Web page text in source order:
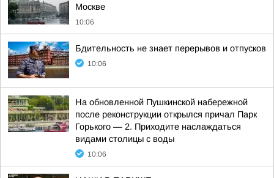
Москве
10:06
Бдительность не знает перерывов и отпусков
10:06
На обновленной Пушкинской набережной
после реконструкции открылся причал Парк
Горького — 2. Приходите наслаждаться
видами столицы с воды
10:06